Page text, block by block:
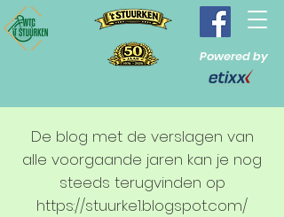
Powered by
De blog met de verslagen van
alle voorgaande jaren kan je nog
steeds terugvinden op
https://stuurke1.blogspot.com/